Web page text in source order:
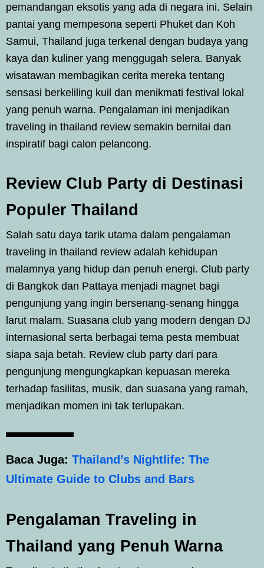
pemandangan eksotis yang ada di negara ini. Selain
pantai yang mempesona seperti Phuket dan Koh
Samui, Thailand juga terkenal dengan budaya yang
kaya dan kuliner yang menggugah selera. Banyak
wisatawan membagikan cerita mereka tentang
sensasi berkeliling kuil dan menikmati festival lokal
yang penuh warna. Pengalaman ini menjadikan
traveling in thailand review semakin bernilai dan
inspiratif bagi calon pelancong.
Review Club Party di Destinasi
Populer Thailand
Salah satu daya tarik utama dalam pengalaman
traveling in thailand review adalah kehidupan
malamnya yang hidup dan penuh energi. Club party
di Bangkok dan Pattaya menjadi magnet bagi
pengunjung yang ingin bersenang-senang hingga
larut malam. Suasana club yang modern dengan DJ
internasional serta berbagai tema pesta membuat
siapa saja betah. Review club party dari para
pengunjung mengungkapkan kepuasan mereka
terhadap fasilitas, musik, dan suasana yang ramah,
menjadikan momen ini tak terlupakan.
Baca Juga: Thailand’s Nightlife: The
Ultimate Guide to Clubs and Bars
Pengalaman Traveling in
Thailand yang Penuh Warna